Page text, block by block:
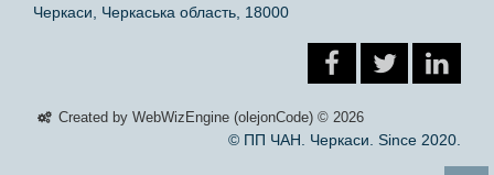
Черкаси, Черкаська область, 18000
Created by WebWizEngine (olejonCode) © 2026
© ПП ЧАН. Черкаси. Since 2020.